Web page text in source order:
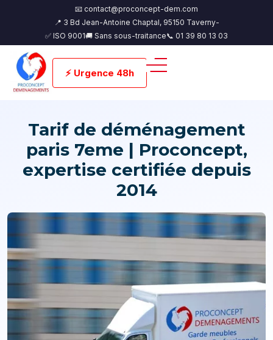
📧 contact@proconcept-dem.com
📍 3 Bd Jean-Antoine Chaptal, 95150 Taverny-
✅ ISO 9001🚚 Sans sous-traitance📞 01 39 80 13 03
⚡ Urgence 48h
Tarif de déménagement
paris 7eme | Proconcept,
expertise certifiée depuis
2014